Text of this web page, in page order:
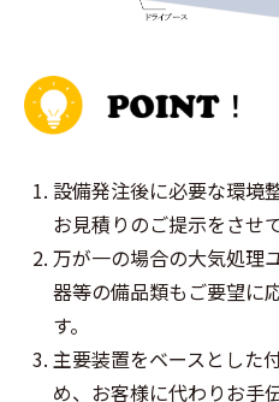
設備発注後に必要な環境
お見積りのご提示をさせ
万が一の場合の大気処理
器等の備品類もご要望に
す。
主要装置をベースとした
め、お客様に代わりお手